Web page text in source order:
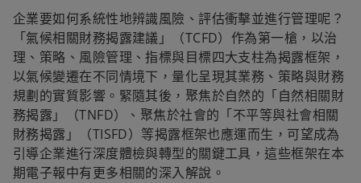
企業要如何系統性地辨識風險、評估衝擊並進行管理呢？
「氣候相關財務揭露建議」（TCFD）作為第一槍，以治
理、策略、風險管理、指標與目標四大支柱為揭露框架，
以氣候變遷在不同情境下，量化呈現其業務、策略與財務
規劃的實質影響。緊隨其後，聚焦於自然的「自然相關財
務揭露」（TNFD）、聚焦於社會的「不平等與社會相關
財務揭露」（TISFD）等揭露框架也應運而生，可望成為
引導企業進行深度體檢與轉型的關鍵工具，這些框架在本
期電子報中有更多相關的深入解說。